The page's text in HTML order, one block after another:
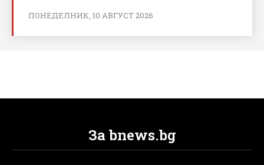
ПОНЕДЕЛНИК, 10 АВГУСТ 2026
За bnews.bg